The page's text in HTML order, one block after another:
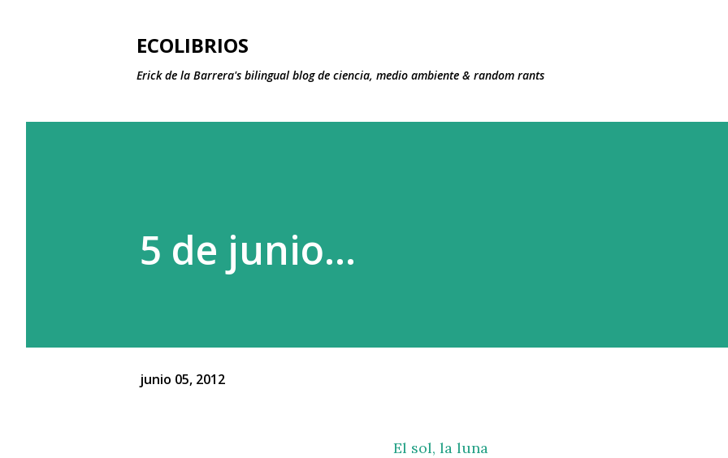
ECOLIBRIOS
Erick de la Barrera's bilingual blog de ciencia, medio ambiente & random rants
5 de junio...
junio 05, 2012
El sol, la luna